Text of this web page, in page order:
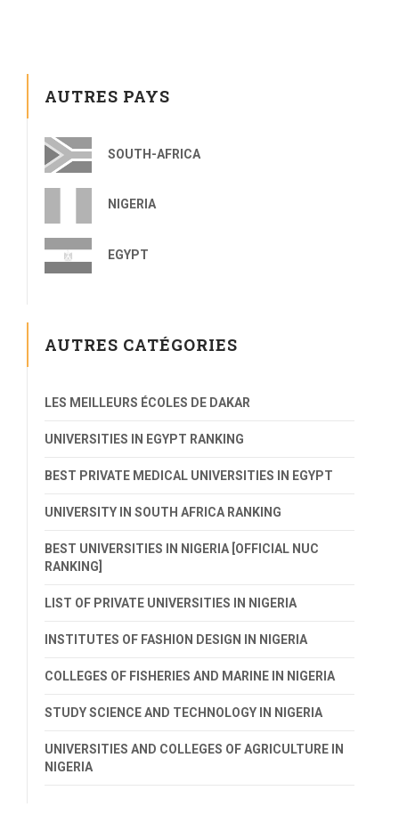
AUTRES PAYS
SOUTH-AFRICA
NIGERIA
EGYPT
AUTRES CATÉGORIES
LES MEILLEURS ÉCOLES DE DAKAR
UNIVERSITIES IN EGYPT RANKING
BEST PRIVATE MEDICAL UNIVERSITIES IN EGYPT
UNIVERSITY IN SOUTH AFRICA RANKING
BEST UNIVERSITIES IN NIGERIA [OFFICIAL NUC
RANKING]
LIST OF PRIVATE UNIVERSITIES IN NIGERIA
INSTITUTES OF FASHION DESIGN IN NIGERIA
COLLEGES OF FISHERIES AND MARINE IN NIGERIA
STUDY SCIENCE AND TECHNOLOGY IN NIGERIA
UNIVERSITIES AND COLLEGES OF AGRICULTURE IN
NIGERIA